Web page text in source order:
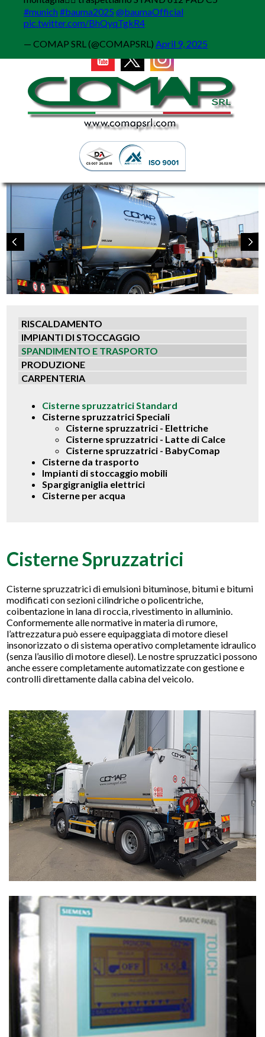
#munich#bauma2025 @baumaOfficial
pic.twitter.com/BhQyqTgkR4
— COMAP SRL (@COMAPSRL) April 9, 2025
RISCALDAMENTO
IMPIANTI DI STOCCAGGIO
SPANDIMENTO E TRASPORTO
PRODUZIONE
CARPENTERIA
Cisterne spruzzatrici Standard
Cisterne spruzzatrici Speciali
Cisterne spruzzatrici - Elettriche
Cisterne spruzzatrici - Latte di Calce
Cisterne spruzzatrici - BabyComap
Cisterne da trasporto
Impianti di stoccaggio mobili
Spargigraniglia elettrici
Cisterne per acqua
Cisterne Spruzzatrici
Cisterne spruzzatrici di emulsioni bituminose, bitumi e bitumi
modificati con sezioni cilindriche o policentriche,
coibentazione in lana di roccia, rivestimento in alluminio.
Conformemente alle normative in materia di rumore,
l’attrezzatura può essere equipaggiata di motore diesel
insonorizzato o di sistema operativo completamente idraulico
(senza l’ausilio di motore diesel). Le nostre spruzzatici possono
anche essere completamente automatizzate con gestione e
controlli direttamente dalla cabina del veicolo.